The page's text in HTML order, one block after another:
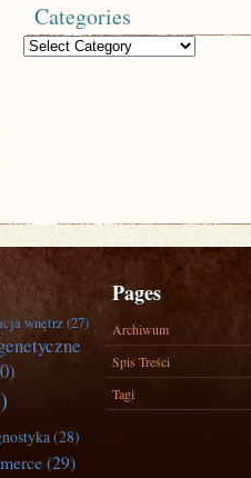
Categories
Categories
wnętrz(27)
(28)
(29)
Pages
Archiwum
Spis Treści
Tagi